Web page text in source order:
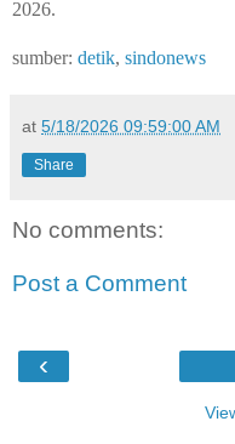
2026.
sumber: detik, sindonews
at 5/18/2026 09:59:00 AM
Share
No comments:
Post a Comment
‹